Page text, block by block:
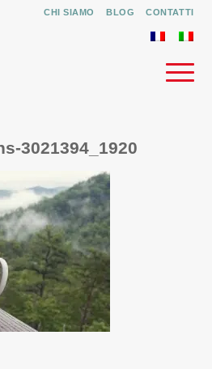
CHI SIAMO BLOG CONTATTI
3021394_1920